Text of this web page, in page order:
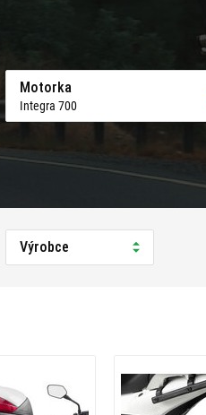
Motorka
Integra 700
Výrobce